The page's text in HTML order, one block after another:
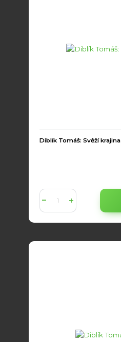
Diblík Tomáš: Svěží krajina